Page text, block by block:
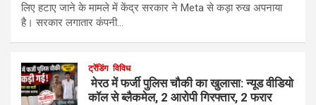
लिए हटाए जाने के मामले में केंद्र सरकार ने Meta से कड़ा रुख अपनाया
है। सरकार लगातार कंपनी…
ट्रेंडिंग विविध
मेरठ में फर्जी पुलिस चौकी का खुलासा: न्यूड वीडियो
कॉल से ब्लैकमेल, 2 आरोपी गिरफ्तार, 2 फरार